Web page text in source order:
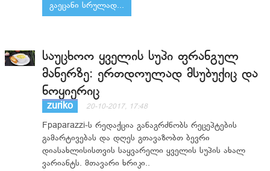
გაეცანი სრულად...
საუცხოო ყველის სუპი ფრანგულ
მანერზე: ერთდოულად მსუბუქიც და
ნოყიერიც
zuriko 20-10-2017, 17:48
Fpaparazzi-ს რედაქცია განაგრძნობს რეცეპტების
გამარტივებას და დღეს გთავაზობთ ბევრი
დიასახლისისთვის საყვარელი ყველის სუპის ახალ
ვარიანტს. მთავარი ხრიკი..